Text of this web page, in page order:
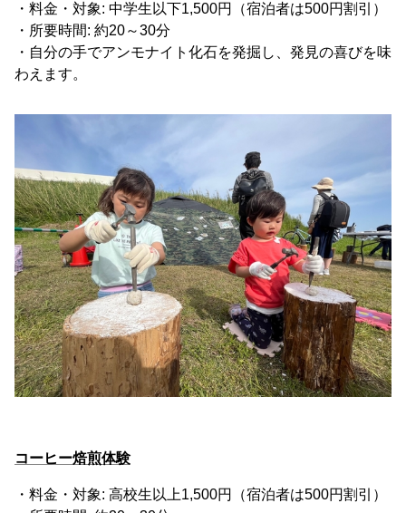
・料金・対象: 中学生以下1,500円（宿泊者は500円割引）
・所要時間: 約20～30分
・自分の手でアンモナイト化石を発掘し、発見の喜びを味
わえます。
コーヒー焙煎体験
・料金・対象: 高校生以上1,500円（宿泊者は500円割引）